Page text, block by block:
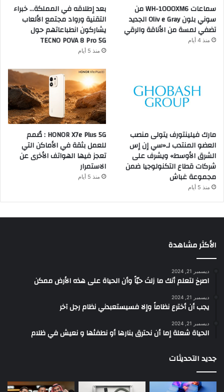
سماعات WH-1000XM6 من
سوني بلون Oliv e Gray الجديد
تضفي لمسة من الأناقة والرقي
منذ 4 أيام
بعد إطلاقه في المملكة… خبراء
التقنية ورواد مجتمع الألعاب
يشاركون انطباعاتهم حول
TECNO POVA 8 Pro 5G
منذ 5 أيام
مارك فيلينتورف يتولى منصب
العضو المنتدب لـ«سي إن إس
الشرق الأوسط» ويشرف على
شركات قطاع التكنولوجيا ضمن
مجموعة غباش
منذ 5 أيام
HONOR X7e Plus 5G : صُمم
للعمل بثقة في الأماكن التي
تعجز فيها الهواتف الأخرى عن
الاستمرار
منذ 5 أيام
الأكثر مشاهدة
ديسمبر 21, 2024
‫اصرخ لتعلم أنك ما زلتَ حيّاً وأن الحياة على هذه الأرض ممكن
ديسمبر 21, 2024
يجب أن أخترع نظاماً وإلا فسيستعبدني نظام رجل آخر
ديسمبر 21, 2024
الحياة شعلة إما أن نحترق بنارها أو نطفئها و نعيش في ظلام
جديد التحديثات